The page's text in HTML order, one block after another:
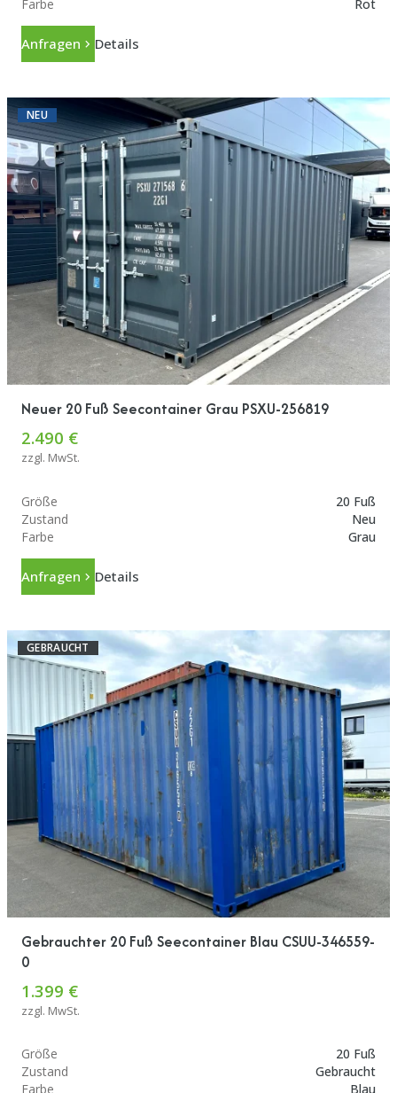
Farbe
Rot
Anfragen Details
NEU
Neuer 20 Fuß Seecontainer Grau PSXU-256819
2.490 €
zzgl. MwSt.
Größe
20 Fuß
Zustand
Neu
Farbe
Grau
Anfragen Details
GEBRAUCHT
Gebrauchter 20 Fuß Seecontainer Blau CSUU-346559-
0
1.399 €
zzgl. MwSt.
Größe
20 Fuß
Zustand
Gebraucht
Farbe
Blau